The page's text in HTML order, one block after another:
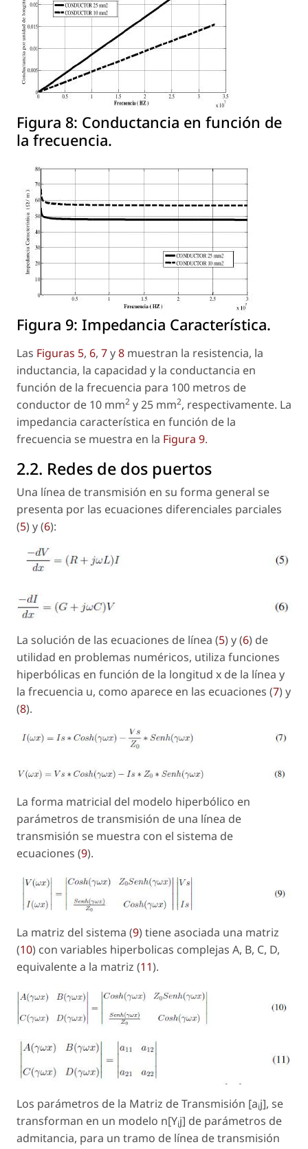
Figura 8: Conductancia en función de
la frecuencia.
Figura 9: Impedancia Característica.
Las Figuras 5, 6, 7y8 muestran la resistencia, la
inductancia, la capacidad y la conductancia en
función de la frecuencia para 100 metros de
conductor de 10 mm2 y 25 mm2, respectivamente. La
impedancia característica en función de la
frecuencia se muestra en la Figura 9.
2.2. Redes de dos puertos
Una línea de transmisión en su forma general se
presenta por las ecuaciones diferenciales parciales
(5) y (6):
La solución de las ecuaciones de línea (5) y (6) de
utilidad en problemas numéricos, utiliza funciones
hiperbólicas en función de la longitud x de la línea y
la frecuencia u, como aparece en las ecuaciones (7) y
(8).
La forma matricial del modelo hiperbólico en
parámetros de transmisión de una línea de
transmisión se muestra con el sistema de
ecuaciones (9).
La matriz del sistema (9) tiene asociada una matriz
(10) con variables hiperbolicas complejas A, B, C, D,
equivalente a la matriz (11).
Los parámetros de la Matriz de Transmisión [aij], se
transforman en un modelo n[Yij] de parámetros de
admitancia, para un tramo de línea de transmisión